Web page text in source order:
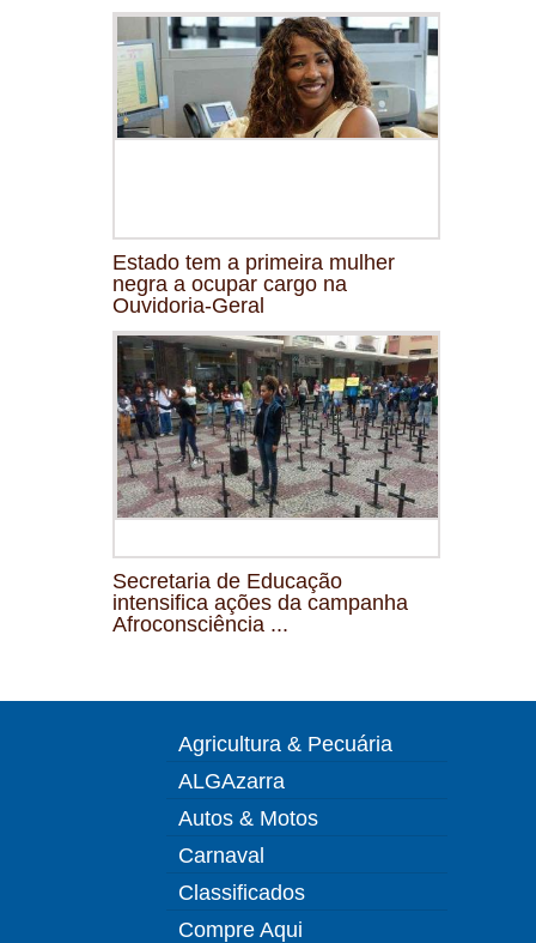
Estado tem a primeira mulher
negra a ocupar cargo na
Ouvidoria-Geral
Secretaria de Educação
intensifica ações da campanha
Afroconsciência ...
Agricultura & Pecuária
ALGAzarra
Autos & Motos
Carnaval
Classificados
Compre Aqui